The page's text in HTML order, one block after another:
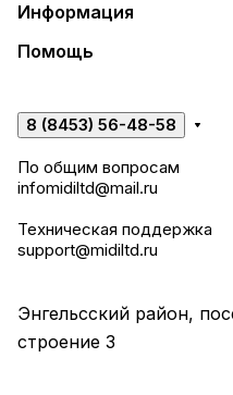
Информация
Помощь
8 (8453) 56-48-58
По общим вопросам
infomidiltd@mail.ru
Техническая поддержка
support@midiltd.ru
Энгельсский район,
строение 3